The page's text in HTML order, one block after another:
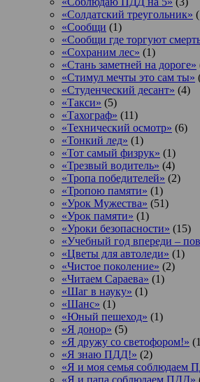
«Солдатский треугольник»
«Сообщи (1)
«Сообщи где торгуют
«Сохраним лес» (1)
«Стань заметней на дороге»
«Стимул мечты это сам ты»
«Студенческий десант» (4)
«Такси» (5)
«Тахограф» (11)
«Технический осмотр» (6)
«Тонкий лед» (1)
«Тот самый физрук» (1)
«Трезвый водитель» (4)
«Тропа победителей» (2)
«Тропою памяти» (1)
«Урок Мужества» (51)
«Урок памяти» (1)
«Уроки безопасности» (15)
«Учебный год впереди –
«Цветы для автоледи» (1)
«Чистое поколение» (2)
«Читаем Сараева» (1)
«Шаг в науку» (1)
«Шанс» (1)
«Юный пешеход» (1)
«Я донор» (5)
«Я дружу со светофором!»
«Я знаю ПДД!» (2)
«Я и моя семья соблюдаем